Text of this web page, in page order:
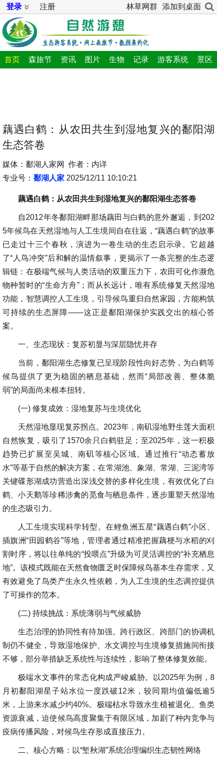
登录 注册 林草网群 添加到桌面
首页 森旅节 资讯 图片 生物 记录 游客系统 景区
藕遇白鹤：从农田共生到湿地复兴的鄱阳湖
生态答卷
媒体：鄱湖人家网 作者：内详
专业号： 鄱湖人家 2025/12/11 10:10:21
藕遇白鹤：从农田共生到湿地复兴的鄱阳湖生态答卷
自2012年冬鄱阳湖畔那场藕田与白鹤的意外邂逅，到202
5年候鸟在天然湿地与人工生境间自在往返，“藕遇白鹤”的故事
已走过十三个春秋，演进为一卷生动的生态启示录。它超越
了“人鸟冲突”后和解的温情叙事，更揭示了一条完整的生态逻
辑链：在极端气候与人类活动的双重压力下，农田可化作濒危
物种暂时的“生命方舟”；而从长远计，唯有系统修复天然湿地
功能，智慧调控人工生境，引导候鸟重归自然家园，方能构筑
可持续的生态屏障——这正是鄱阳湖保护实践交出的核心答
案。
一、生态现状：复苏初显与深层隐忧并存
当前，鄱阳湖生态修复已呈现阶段性向好态势，为白鹤等
候鸟提供了更为稳固的栖息基础，然而“局部改善、整体脆
弱”的局面尚未根本扭转。
(一) 修复成效：湿地复苏与生境优化
天然湿地显现复苏拐点。2023年，南矶湿地野生莲大面积
自然恢复，吸引了1570余只白鹤驻足；至2025年，这一积极
趋势已扩展至吴城、南矶等核心区域。通过推行“动态蓄放
水”等基于自然的解决方案，在常湖池、象湖、常湖、三泥湾等
关键碟形湖成功营造出深浅交替的多样化生境，有效优化了白
鹤、小天鹅等珍稀涉禽的觅食与栖息条件，逐步重塑天然湿地
的生态吸引力。
人工生境实现科学转型。在鲤鱼洲五星“藕遇白鹤”小区、
插旗洲“田园鹤谷”等地，管理者通过精准把握藕梗与水稻的刈
割时序，将以往单纯的“投喂点”升级为可灵活调控的“补充栖息
地”。该模式既能在天然食物匮乏时保障候鸟基本生存需求，又
有效避免了鸟类产生永久性依赖，为人工生境的生态调控提供
了可操作的范本。
(二) 持续挑战：系统薄弱与气候威胁
生态治理的协同性有待加强。跨行政区、跨部门的协调机
制仍不健全，导致湿地保护、水文调控与生境修复措施间衔接
不够，部分举措缺乏系统性与连续性，影响了整体修复效能。
极端水文事件的常态化构成严峻威胁。以2025年为例，8
月初鄱阳湖星子站水位一度跌破12米，较同期均值偏低逾5
米，上游来水减少约40%。极端枯水导致水生植被退化、鱼类
资源衰减，迫使候鸟高度聚集于有限区域，加剧了种内竞争与
疫病传播风险，对候鸟生存形成直接压力。
二、核心方略：以“堑秋湖”系统治理编织生态韧性网络